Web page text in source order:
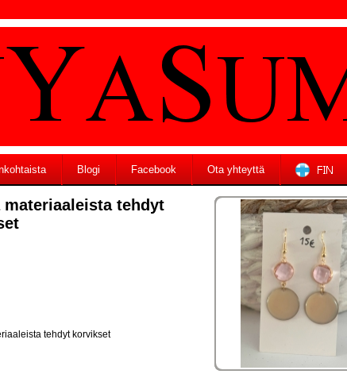
Blogi Facebook Ota yhteyttä
materiaaleista tehdyt
tehdyt korvikset